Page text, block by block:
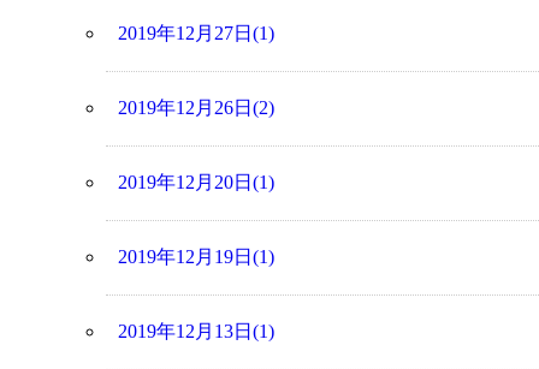
2019年12月27日(1)
2019年12月26日(2)
2019年12月20日(1)
2019年12月19日(1)
2019年12月13日(1)